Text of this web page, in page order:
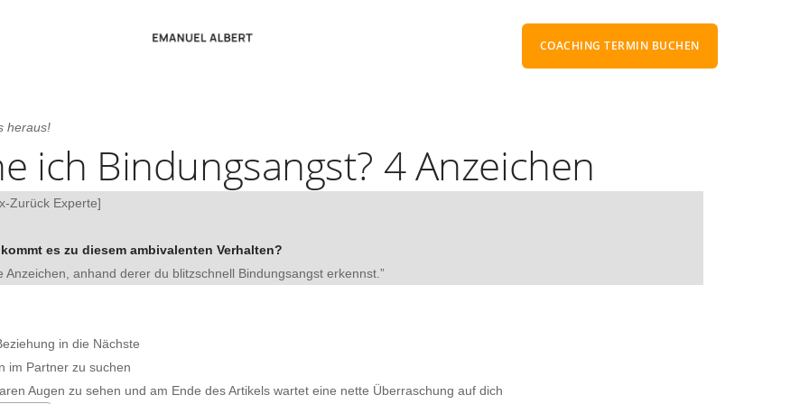
zurück
Zurück-Artikel
mit 5 Tipps
retten-Artikel
Friendzone verlassen
Bindungsangst
> Weitere Bindungsangst-Artikel
Toxische Beziehung Test
& Erfahrungen
& Presse
COACHING TERMIN BUCHEN
heraus!
ich Bindungsangst? 4Anzeichen
Zurück Experte]
kommt es zu diesem ambivalenten Verhalten?
Anzeichen anhand derer du blitzschnell Bindungsangst erkennst .”
in die Nächste
im Partner zu suchen
Augen zu sehen und am Ende des Artikels wartet eine nette Überraschung auf dich